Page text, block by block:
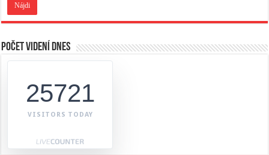
Počet videní dnes
25721
VISITORS TODAY